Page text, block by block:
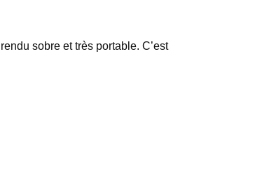
sobre et très portable. C’est